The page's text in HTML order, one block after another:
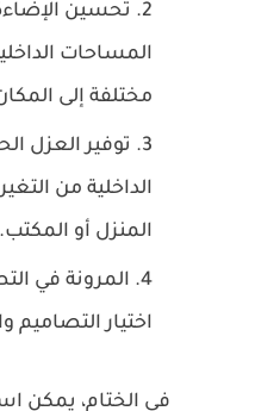
تحسين
المساحات
مختلفة إلى
توفير العزل
الداخلية من
المنزل أو المكتب.
المرونة في
اختيار
في الختام، يمكن